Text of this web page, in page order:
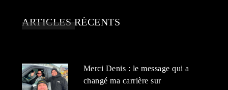
ARTICLES RÉCENTS
Merci Denis : le message qui a
changé ma carrière sur